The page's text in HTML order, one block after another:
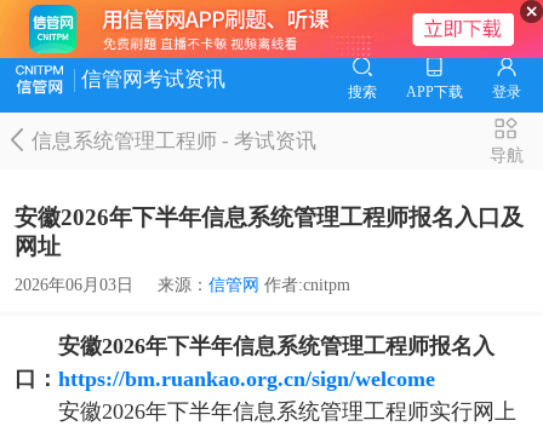
信管网考试资讯
搜索 APP下载 登录
信息系统管理工程师-考试资讯
导航
安徽2026年下半年信息系统管理工程师报名入口及
网址
2026年06月03日 来源： 信管网 作者:cnitpm
安徽2026年下半年信息系统管理工程师报名入
口： https://bm.ruankao.org.cn/sign/welcome
安徽2026年下半年信息系统管理工程师实行网上